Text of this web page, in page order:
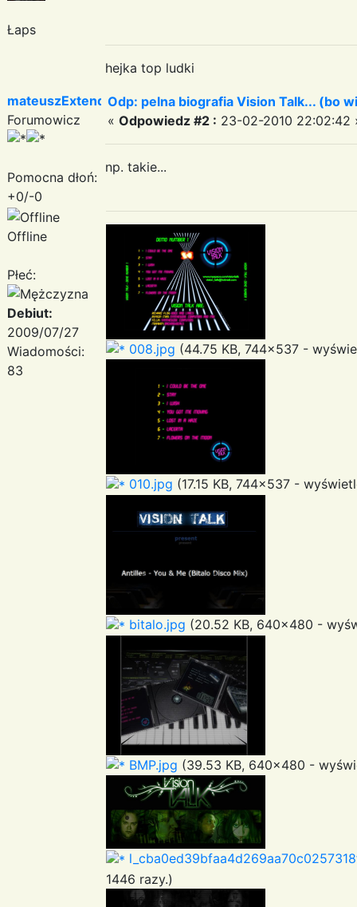
Łaps
hejka top ludki
mateuszExtended
Forumowicz
Pomocna dłoń:
+0/-0
Offline
Płeć:
Debiut:
2009/07/27
Wiadomości:
83
Odp: pelna biografia Vision Talk... (bo
« Odpowiedz #2 : 23-02-2010 22:02:42
np. takie...
008.jpg (44.75 KB, 744x537 -
010.jpg (17.15 KB, 744x537 -
bitalo.jpg (20.52 KB, 640x480 -
BMP.jpg (39.53 KB, 640x480 -
1446 razy.)